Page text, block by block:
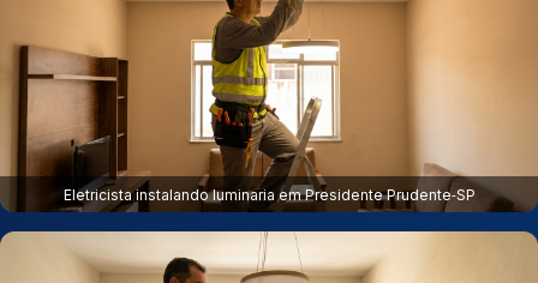
Eletricista instalando luminaria em Presidente Prudente‑SP